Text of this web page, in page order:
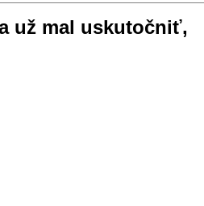
už mal uskutočniť,